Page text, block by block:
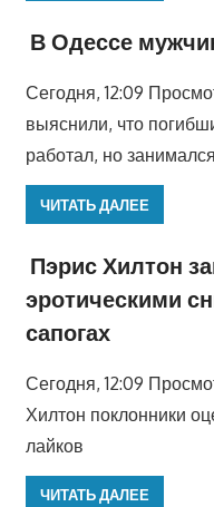
В Одессе
Сегодня, 12:09
выяснили, что
работал, но занимался
ЧИТАТЬ ДАЛЕЕ
Пэрис Хилтон
эротическими
сапогах
Сегодня, 12:09
Хилтон поклонники
лайков
ЧИТАТЬ ДАЛЕЕ